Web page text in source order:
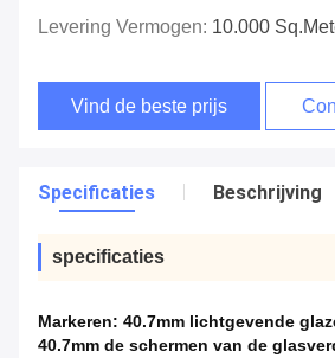
Levering Vermogen: 10.000
Vind de beste prijs
Specificaties Beschrijving
specificaties
Markeren: 40.7mm lichtgevende
40.7mm de schermen van de